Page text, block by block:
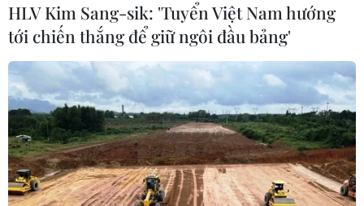
Tổng thống Israel bác đề nghị gia hạn thời
hạn thành lập chính phủ mới
12/04/2020 12:20
Thông cáo của Phủ Tổng thống nêu rõ: "Tổng thống
Rivlin thông báo ông Benny Gantz rằng trong bối cảnh
hiện nay, không thể gia hạn thời gian để ông thành lập
chính phủ mới."
HLV Kim Sang-sik: 'Tuyển Việt Nam hướng
tới chiến thắng để giữ ngôi đầu bảng'